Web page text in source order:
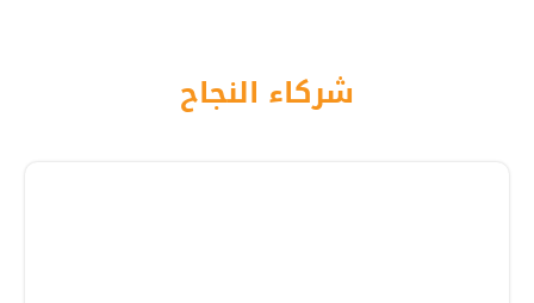
شركاء النجاح